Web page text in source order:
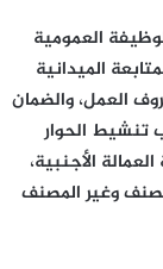
العمومية
الميدانية
العمل، والضمان
تنشيط الحوار
الأجنبية،
وغير المصنف